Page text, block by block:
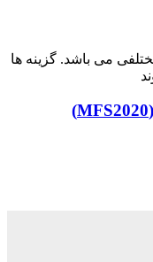
می باشد. گزینه ها